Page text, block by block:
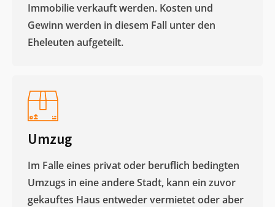
Immobilie verkauft werden. Kosten und
Gewinn werden in diesem Fall unter den
Eheleuten aufgeteilt.​
Umzug
Im Falle eines privat oder beruflich bedingten
Umzugs in eine andere Stadt, kann ein zuvor
gekauftes Haus entweder vermietet oder aber